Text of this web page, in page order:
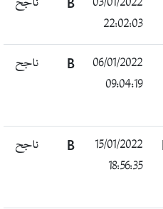
03/01/2022
22:02:03
B ناجح
06/01/2022
09:04:19
B ناجح
15/01/2022
18:56:35
B ناجح